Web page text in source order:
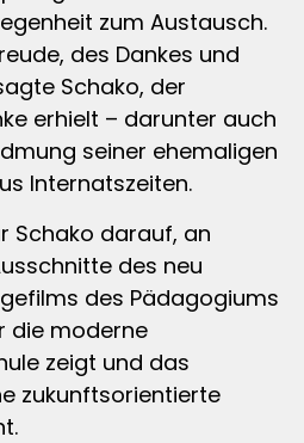
zum Austausch.
des Dankes und
Schako, der
erhielt – darunter auch
seiner ehemaligen
Internatszeiten.
Schako darauf, an
des neu
des Pädagogiums
die moderne
zeigt und das
zukunftsorientierte